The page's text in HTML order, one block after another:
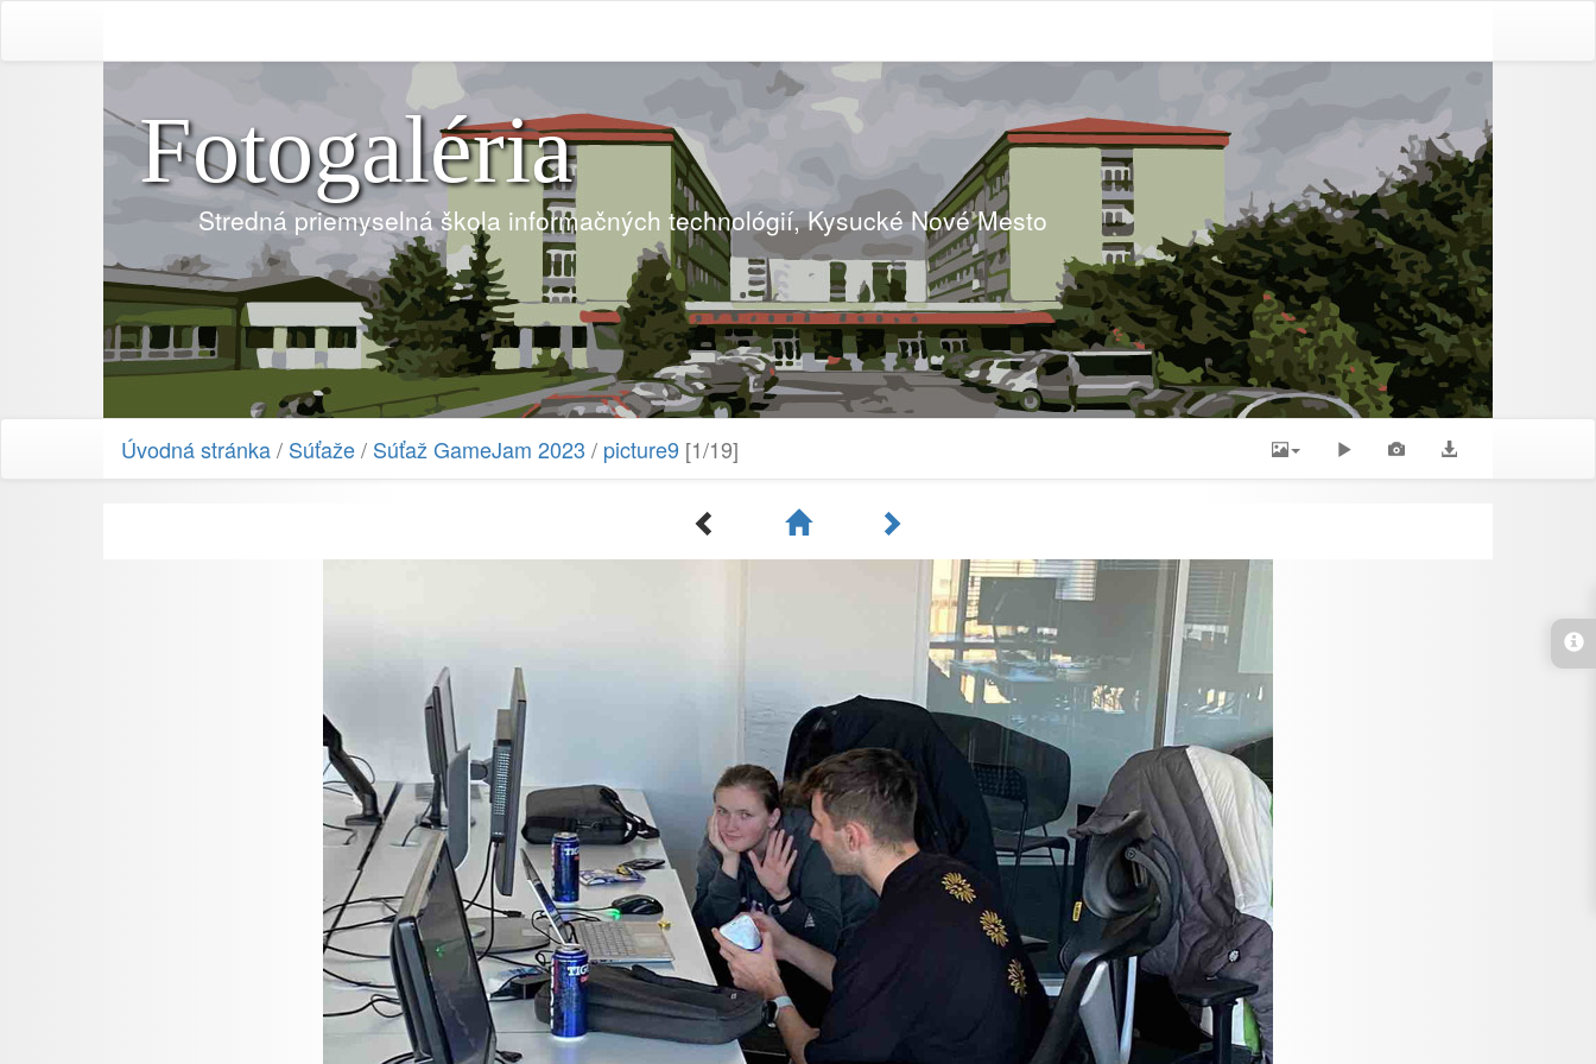
Fotogaléria
Stredná priemyselná škola informačných technológií, Kysucké Nové Mesto
Úvodná stránka/ Súťaže/ Súťaž GameJam 2023 / picture9 [1/19]